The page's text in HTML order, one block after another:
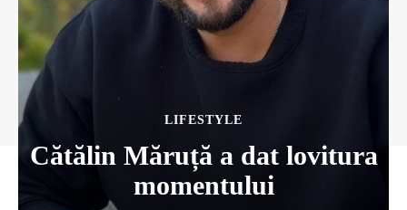
LIFESTYLE
Cătălin Măruță a dat lovitura
momentului